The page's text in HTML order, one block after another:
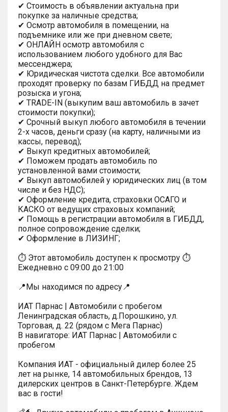
✔ Стоимость в объявлении актуальна при
покупке за наличные средства;
✔ Осмотр автомобиля в помещении, на
подъемнике или же при дневном свете;
✔ ОНЛАЙН осмотр автомобиля с
использованием любого удобного для Вас
мессенджера;
✔ Юридическая чистота сделки. Все автомобили
проходят проверку по базам ГИБДД на предмет
розыска и угона;
✔ TRADE-IN (выкупим ваш автомобиль в зачет
стоимости покупки);
✔ Срочный выкуп любого автомобиля в течении
2-х часов, деньги сразу (на карту, наличными из
кассы, перевод);
✔ Выкуп кредитных автомобилей;
✔ Поможем продать автомобиль по
установленной вами стоимости;
✔ Выкуп автомобилей у юридических лиц (в том
числе и без НДС);
✔ Оформление кредита, страховки ОСАГО и
КАСКО от ведущих страховых компаний;
✔ Помощь в регистрации автомобиля в ГИБДД,
полное сопровождение сделки;
✔ Оформление в ЛИЗИНГ;
⏱ Этот автомобиль доступен к просмотру ⏱
Ежедневно с 09:00 до 21:00
📍Мы находимся по адресу📍
ИАТ Парнас | Автомобили с пробегом
Ленинградская область, д.Порошкино, ул.
Торговая, д. 22 (рядом с Мега Парнас)
В навигаторе: ИАТ Парнас | Автомобили с
пробегом
Компания ИАТ - официальный дилер более 25
лет на рынке, 14 автомобильных брендов, 13
дилерских центров в Санкт-Петербурге. Ждем
вас в гости!